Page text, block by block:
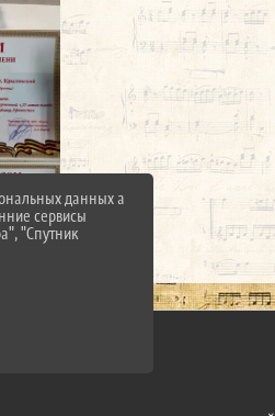
данных а
сервисы
"Спутник